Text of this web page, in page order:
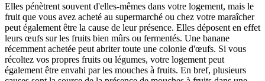
Elles pénètrent souvent d'elles-mêmes dans votre logement, mais le
fruit que vous avez acheté au supermarché ou chez votre maraîcher
peut également être la cause de leur présence. Elles déposent en effet
leurs œufs sur les fruits bien mûrs ou fermentés. Une banane
récemment achetée peut abriter toute une colonie d'œufs. Si vous
récoltez vos propres fruits ou légumes, votre logement peut
également être envahi par les mouches à fruits. En bref, plusieurs